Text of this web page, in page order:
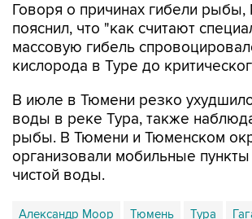
Говоря о причинах гибели
пояснил, что "как считают
массовую гибель
кислорода в Туре до
В июле в Тюмени резко
воды в реке Тура, также
рыбы. В Тюмени и Тюменском
организовали мобильные
чистой воды.
Александр Моор Тюмень Тура